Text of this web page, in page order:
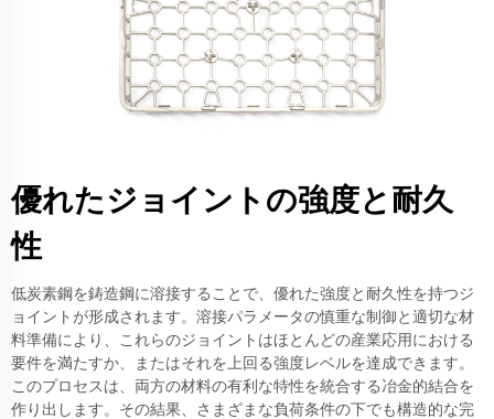
優れたジョイントの強度と耐久
性
低炭素鋼を鋳造鋼に溶接することで、優れた強度と耐久性を持つジ
ョイントが形成されます。溶接パラメータの慎重な制御と適切な材
料準備により、これらのジョイントはほとんどの産業応用における
要件を満たすか、またはそれを上回る強度レベルを達成できます。
このプロセスは、両方の材料の有利な特性を統合する冶金的結合を
作り出します。その結果、さまざまな負荷条件の下でも構造的な完